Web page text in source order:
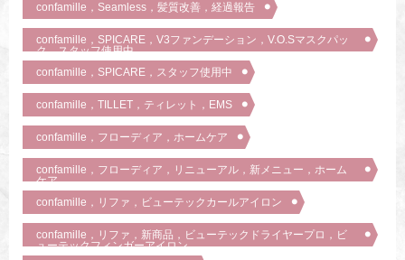
confamille，Seamless，髪質改善，経過報告
confamille，SPICARE，V3ファンデーション，V.O.Sマスクパッ
ク，スタッフ使用中
confamille，SPICARE，スタッフ使用中
confamille，TILLET，ティレット，EMS
confamille，フローディア，ホームケア
confamille，フローディア，リニューアル，新メニュー，ホーム
ケア
confamille，リファ，ビューテックカールアイロン
confamille，リファ，新商品，ビューテックドライヤープロ，ビ
ューテックフィンガーアイロン